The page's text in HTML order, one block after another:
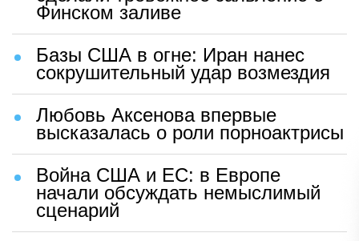
Финском заливе
Базы США в огне: Иран нанес
сокрушительный удар возмездия
Любовь Аксенова впервые
высказалась о роли порноактрисы
Война США и ЕС: в Европе
начали обсуждать немыслимый
сценарий